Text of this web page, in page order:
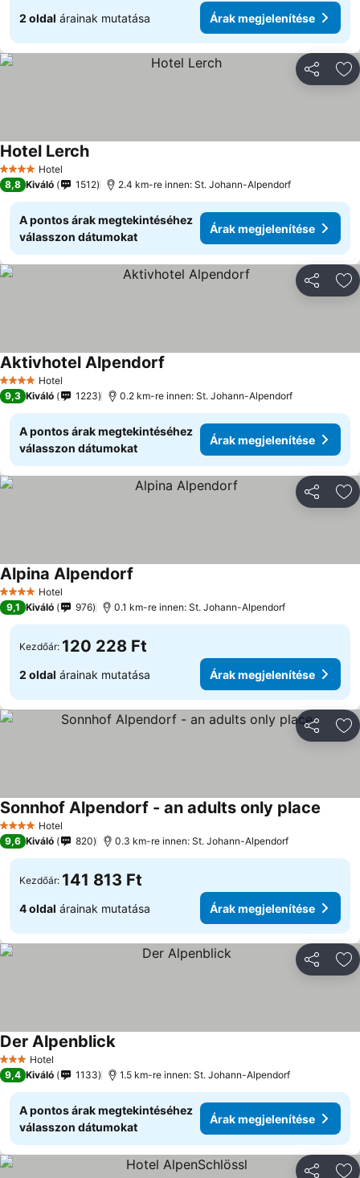
2 oldal árainak mutatása Árak megjelenítése
4 KategóriaHotel
Hotel Lerch
8,8 Kiváló 1512 2.4 km-re innen: St. Johann-Alpendorf
A pontos árak megtekintéséhez
válasszon dátumokat
Árak megjelenítése
4 KategóriaHotel
Aktivhotel Alpendorf
9,3 Kiváló 1223 0.2 km-re innen: St. Johann-Alpendorf
A pontos árak megtekintéséhez
válasszon dátumokat
Árak megjelenítése
4 KategóriaHotel
Alpina Alpendorf
9,1 Kiváló 976 0.1 km-re innen: St. Johann-Alpendorf
Kezdőár: 120 228 Ft
2 oldal árainak mutatása Árak megjelenítése
4 KategóriaHotel
Sonnhof Alpendorf - an adults only place
9,6 Kiváló 820 0.3 km-re innen: St. Johann-Alpendorf
Kezdőár: 141 813 Ft
4 oldal árainak mutatása Árak megjelenítése
3 Kategória
Hotel
Der Alpenblick
9,4 Kiváló 1133 1.5 km-re innen: St. Johann-Alpendorf
A pontos árak megtekintéséhez
válasszon dátumokat
Árak megjelenítése